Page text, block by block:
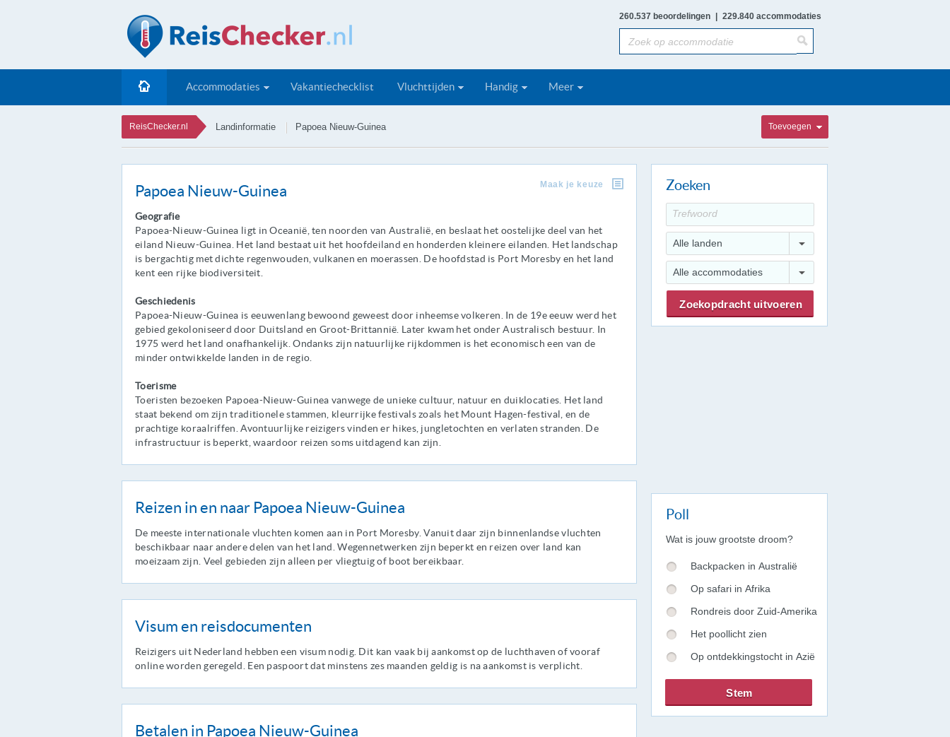
260.537 beoordelingen 229.840 accommodaties
Accommodaties Vakantiechecklist Vluchttijden Handig Meer
ReisChecker.nl Landinformatie Papoea Nieuw-Guinea Toevoegen
Papoea Nieuw-Guinea Maak je keuze
Geografie
Papoea-Nieuw-Guinea ligt in Oceanië, ten noorden van Australië, en beslaat het oostelijke deel van het
eiland Nieuw-Guinea. Het land bestaat uit het hoofdeiland en honderden kleinere eilanden. Het landschap
is bergachtig met dichte regenwouden, vulkanen en moerassen. De hoofdstad is Port Moresby en het land
kent een rijke biodiversiteit.
Geschiedenis
Papoea-Nieuw-Guinea is eeuwenlang bewoond geweest door inheemse volkeren. In de 19e eeuw werd het
gebied gekoloniseerd door Duitsland en Groot-Brittannië. Later kwam het onder Australisch bestuur. In
1975 werd het land onafhankelijk. Ondanks zijn natuurlijke rijkdommen is het economisch een van de
minder ontwikkelde landen in de regio.
Toerisme
Toeristen bezoeken Papoea-Nieuw-Guinea vanwege de unieke cultuur, natuur en duiklocaties. Het land
staat bekend om zijn traditionele stammen, kleurrijke festivals zoals het Mount Hagen-festival, en de
prachtige koraalriffen. Avontuurlijke reizigers vinden er hikes, jungletochten en verlaten stranden. De
infrastructuur is beperkt, waardoor reizen soms uitdagend kan zijn.
Reizen in en naar Papoea Nieuw-Guinea
De meeste internationale vluchten komen aan in Port Moresby. Vanuit daar zijn binnenlandse vluchten
beschikbaar naar andere delen van het land. Wegennetwerken zijn beperkt en reizen over land kan
moeizaam zijn. Veel gebieden zijn alleen per vliegtuig of boot bereikbaar.
Visum en reisdocumenten
Reizigers uit Nederland hebben een visum nodig. Dit kan vaak bij aankomst op de luchthaven of vooraf
online worden geregeld. Een paspoort dat minstens zes maanden geldig is na aankomst is verplicht.
Betalen in Papoea Nieuw-Guinea
Zoeken
Alle landen
Alle accommodaties
Poll
Wat is jouw grootste droom?
Backpacken in Australië
Op safari in Afrika
Rondreis door Zuid-Amerika
Het poollicht zien
Op ontdekkingstocht in Azië